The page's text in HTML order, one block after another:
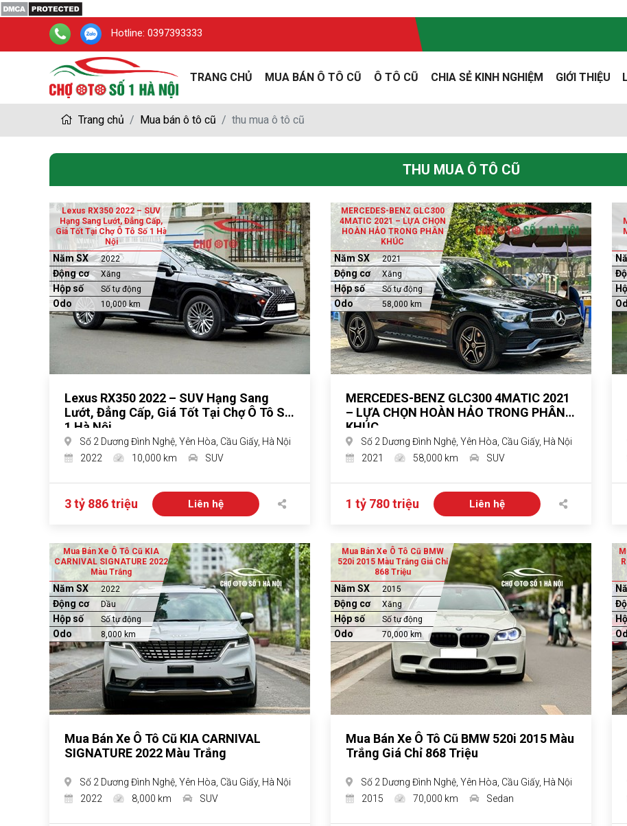
Hotline: 0397393333
TRANG CHỦ MUA BÁN Ô TÔ CŨ Ô TÔ CŨ CHIA SẺ KINH NGHIỆM GIỚI THIỆU
Trang chủ Mua bán ô tô cũ thu mua ô tô cũ
THU MUA Ô TÔ CŨ
Lexus RX350 2022 – SUV
Hạng Sang Lướt, Đẳng Cấp,
Giá Tốt Tại Chợ Ô Tô Số 1 Hà
Nội
Năm SX 2022
Động cơ Xăng
Hộp số Số tự động
Odo 10,000 km
Lexus RX350 2022 – SUV Hạng Sang
Lướt, Đẳng Cấp, Giá Tốt Tại Chợ Ô Tô Số
1 Hà Nội
Số 2 Dương Đình Nghệ, Yên Hòa, Cầu Giấy, Hà Nội
2022
10,000 km SUV
3 tỷ 886 triệu Liên hệ
MERCEDES-BENZ GLC300
4MATIC 2021 – LỰA CHỌN
HOÀN HẢO TRONG PHÂN
KHÚC
Năm SX 2021
Động cơ Xăng
Hộp số Số tự động
Odo 58,000 km
MERCEDES-BENZ GLC300 4MATIC 2021
– LỰA CHỌN HOÀN HẢO TRONG PHÂN
KHÚC
Số 2 Dương Đình Nghệ, Yên Hòa, Cầu Giấy, Hà Nội
2021
58,000 km SUV
1 tỷ 780 triệu Liên hệ
Mua Bán Xe Ô Tô Cũ KIA
CARNIVAL SIGNATURE 2022
Màu Trắng
Năm SX 2022
Động cơ Dầu
Hộp số Số tự động
Odo 8,000 km
Mua Bán Xe Ô Tô Cũ KIA CARNIVAL
SIGNATURE 2022 Màu Trắng
Số 2 Dương Đình Nghệ, Yên Hòa, Cầu Giấy, Hà Nội
2022
8,000 km SUV
Mua Bán Xe Ô Tô Cũ BMW
520i 2015 Màu Trắng Giá Chỉ
868 Triệu
Năm SX 2015
Động cơ Xăng
Hộp số Số tự động
Odo 70,000 km
Mua Bán Xe Ô Tô Cũ BMW 520i 2015 Màu
Trắng Giá Chỉ 868 Triệu
Số 2 Dương Đình Nghệ, Yên Hòa, Cầu Giấy, Hà Nội
2015
70,000 km Sedan